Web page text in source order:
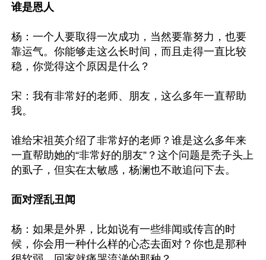
谁是恩人
杨：一个人要取得一次成功，当然要靠努力，也要
靠运气。你能够走这么长时间，而且走得一直比较
稳，你觉得这个原因是什么？
宋：我有非常好的老师、朋友，这么多年一直帮助
我。
谁给宋祖英介绍了非常好的老师？谁是这么多年来
一直帮助她的“非常好的朋友”？这个问题是秃子头上
的虱子，但实在太敏感，杨澜也不敢追问下去。
面对淫乱丑闻
杨：如果是外界，比如说有一些绯闻或传言的时
候，你会用一种什么样的心态去面对？你也是那种